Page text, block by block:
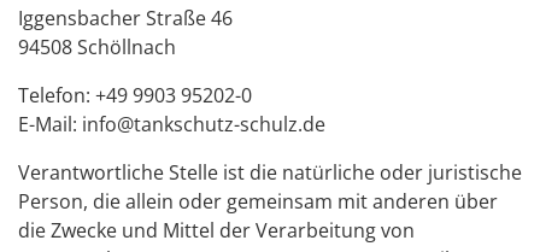
Iggensbacher Straße 46
94508 Schöllnach
Telefon: +49 9903 95202-0
E-Mail: info@tankschutz-schulz.de
Verantwortliche Stelle ist die natürliche oder juristische
Person, die allein oder gemeinsam mit anderen über
die Zwecke und Mittel der Verarbeitung von